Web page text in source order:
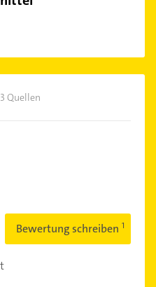
Quellen
Bewertung schreiben